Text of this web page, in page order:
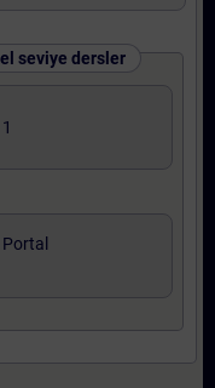
seviye dersler